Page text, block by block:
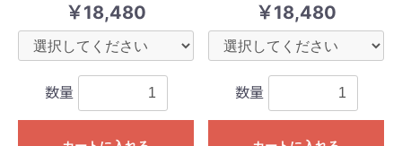
￥18,480
数量
￥18,480
数量